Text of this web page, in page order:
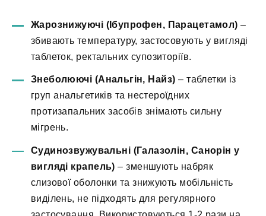
Жарознижуючі (Ібупрофен, Парацетамол) –
збивають температуру, застосовують у вигляді
таблеток, ректальних супозиторіїв.
Знеболюючі (Анальгін, Найз) – таблетки із
груп анальгетиків та нестероїдних
протизапальних засобів знімають сильну
мігрень.
Судинозвужувальні (Галазолін, Санорін у
вигляді крапель) – зменшують набряк
слизової оболонки та знижують мобільність
виділень, не підходять для регулярного